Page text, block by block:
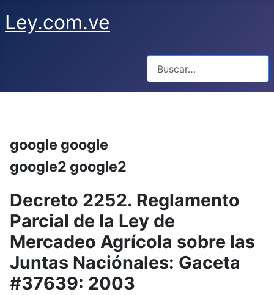
Ley.com.ve
google google
google2 google2
Decreto 2252. Reglamento
Parcial de la Ley de
Mercadeo Agrícola sobre las
Juntas Naciónales: Gaceta
#37639: 2003